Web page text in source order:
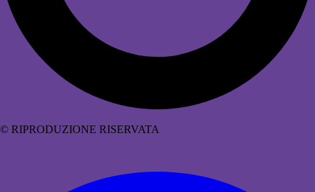
© RIPRODUZIONE RISERVATA